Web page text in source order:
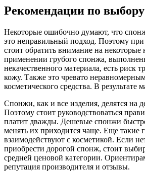
Рекомендации по выбору
Некоторые ошибочно думают, что
это неправильный подход. Поэтому
стоит обратить внимание на
применении грубого спонжа,
некачественного материала, есть риск
кожу. Также это чревато
косметического средства. В результате
Спонжи, как и все изделия, делятся на
Поэтому стоит руководствоваться
платит дважды. Дешевые спонжи
менять их приходится чаще. Еще такие
взаимодействуют с косметикой. Если
приобрести дорогой спонж, стоит
средней ценовой категории.
репутация производителя и отзывы.